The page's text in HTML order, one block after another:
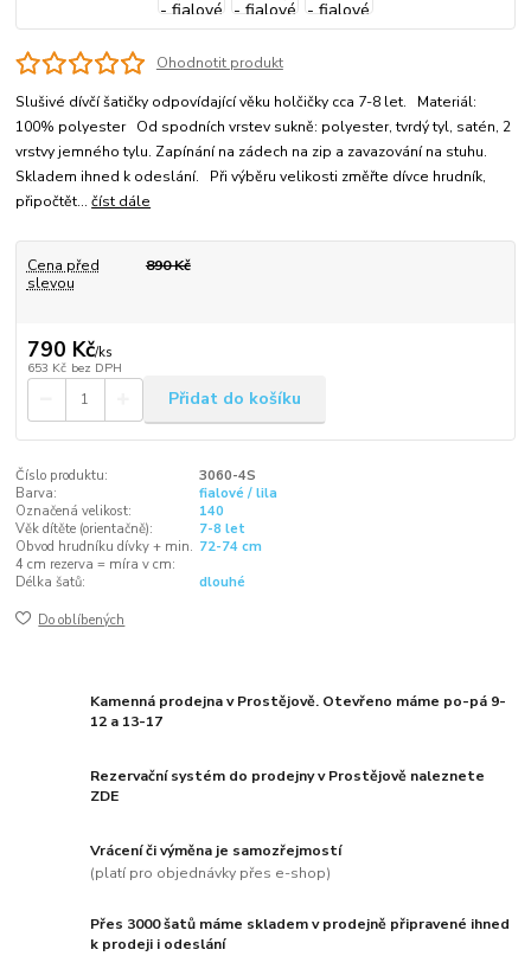
Ohodnotit produkt
Slušivé dívčí šatičky odpovídající věku holčičky cca 7-8 let. Materiál:
100% polyester Od spodních vrstev sukně: polyester, tvrdý tyl, satén, 2
vrstvy jemného tylu. Zapínání na zádech na zip a zavazování na stuhu.
Skladem ihned k odeslání. Při výběru velikosti změřte dívce hrudník,
připočtět...číst dále
Cena před
slevou
890 Kč
790 Kč/ks
653 Kč bez DPH
Přidat do košíku
Číslo produktu:
3060-4S
Barva:
fialové / lila
Označená velikost:
140
Věk dítěte (orientačně):
7-8 let
Obvod hrudníku dívky + min.
4 cm rezerva = míra v cm:
72-74 cm
Délka šatů:
dlouhé
Do oblíbených
Kamenná prodejna v Prostějově. Otevřeno máme po-pá 9-
12 a 13-17
Rezervační systém do prodejny v Prostějově naleznete
ZDE
Vrácení či výměna je samozřejmostí
(platí pro objednávky přes e-shop)
Přes 3000 šatů máme skladem v prodejně připravené ihned
k prodeji i odeslání